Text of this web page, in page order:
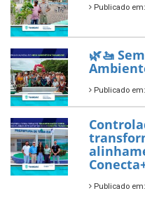
Publicado
novos
Publicado
Publicado